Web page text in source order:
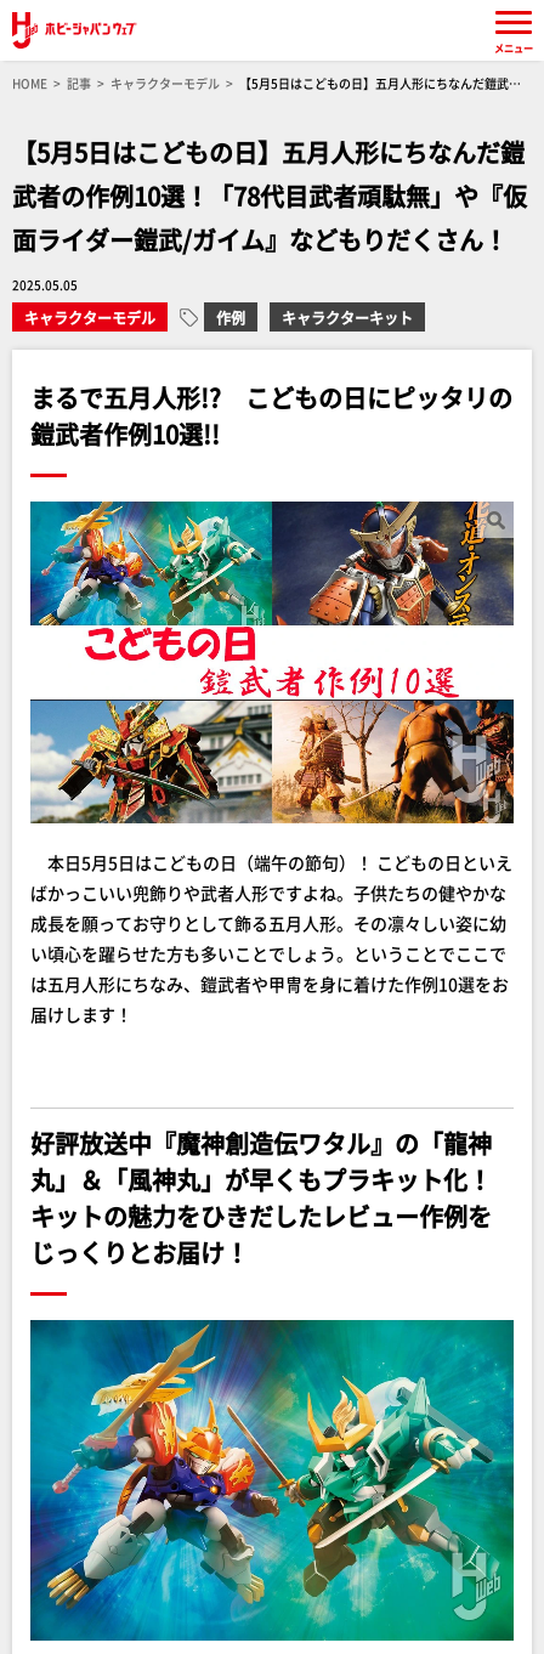
HOME 記事 キャラクターモデル
【5月5日はこどもの日】五月人形にちなんだ鎧武者
【5月5日はこどもの日】五月人形にちなんだ鎧
武者の作例10選！「78代目武者頑駄無」や『仮
面ライダー鎧武/ガイム』などもりだくさん！
2025.05.05
キャラクターモデル 作例 キャラクターキット
まるで五月人形!? こどもの日にピッタリの
鎧武者作例10選!!
本日5月5日はこどもの日（端午の節句）！ こどもの日といえ
ばかっこいい兜飾りや武者人形ですよね。子供たちの健やかな
成長を願ってお守りとして飾る五月人形。その凛々しい姿に幼
い頃心を躍らせた方も多いことでしょう。ということでここで
は五月人形にちなみ、鎧武者や甲冑を身に着けた作例10選をお
届けします！
好評放送中『魔神創造伝ワタル』の「龍神
丸」＆「風神丸」が早くもプラキット化！
キットの魅力をひきだしたレビュー作例を
じっくりとお届け！
メニュー